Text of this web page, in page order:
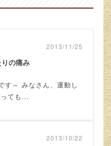
の痛み
す～ みなさん、運動し
ても...
2013/11/25
2013/10/22